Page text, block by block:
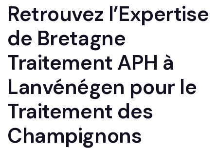
Retrouvez l’Expertise
de Bretagne
Traitement APH à
Lanvénégen pour le
Traitement des
Champignons